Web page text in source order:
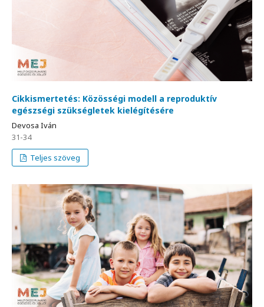
Cikkismertetés: Közösségi modell a reproduktív
egészségi szükségletek kielégítésére
Devosa Iván
31-34
Teljes szöveg